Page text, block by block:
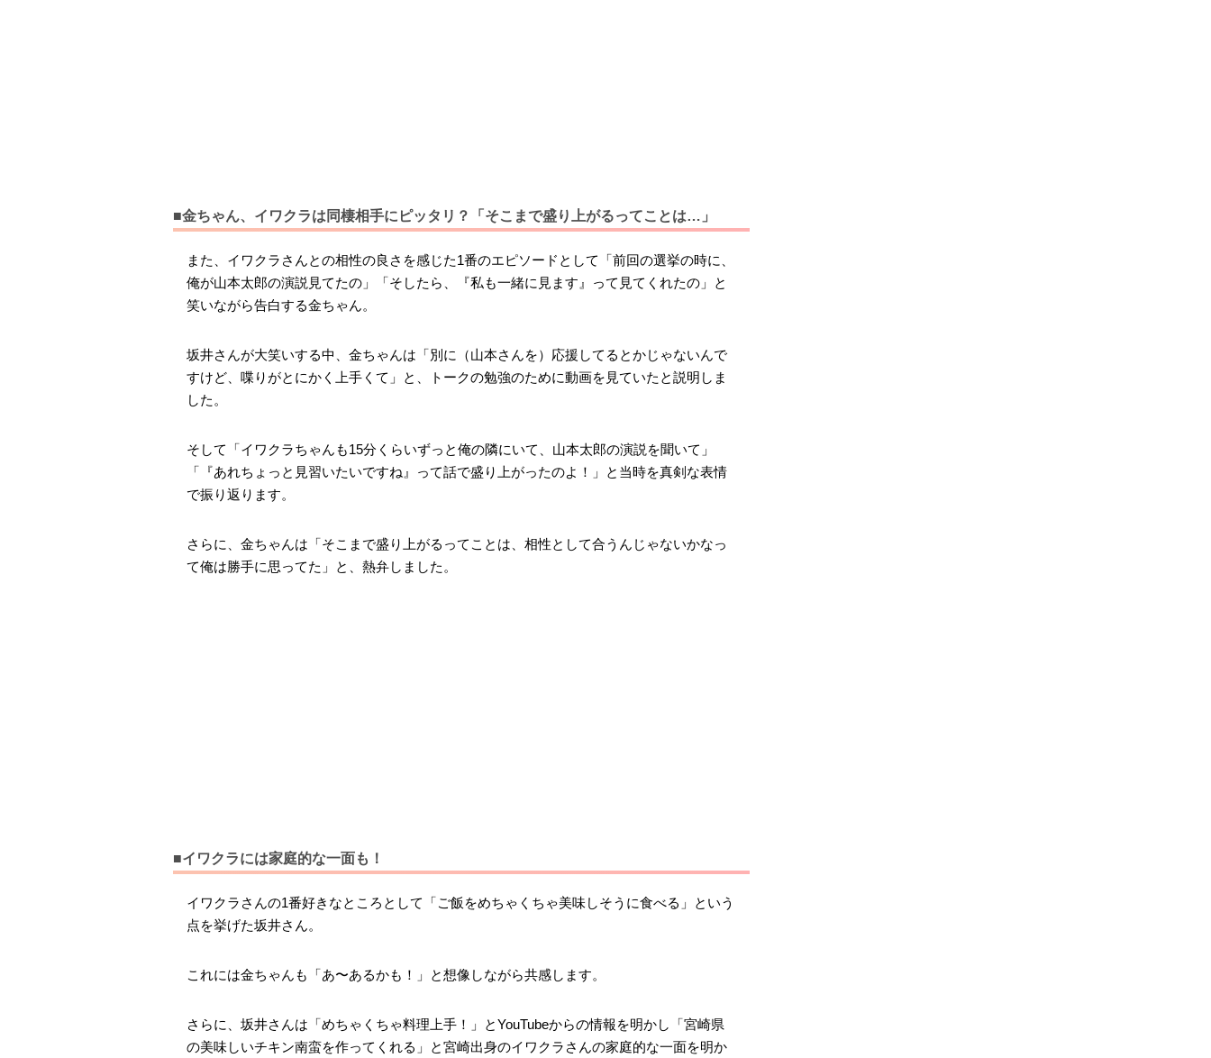
■金ちゃん、イワクラは同棲相手にピッタリ？「そこまで盛り上がるってことは…」
また、イワクラさんとの相性の良さを感じた1番のエピソードとして「前回の選挙の時に、
俺が山本太郎の演説見てたの」「そしたら、『私も一緒に見ます』って見てくれたの」と
笑いながら告白する金ちゃん。
坂井さんが大笑いする中、金ちゃんは「別に（山本さんを）応援してるとかじゃないんで
すけど、喋りがとにかく上手くて」と、トークの勉強のために動画を見ていたと説明しま
した。
そして「イワクラちゃんも15分くらいずっと俺の隣にいて、山本太郎の演説を聞いて」
「『あれちょっと見習いたいですね』って話で盛り上がったのよ！」と当時を真剣な表情
で振り返ります。
さらに、金ちゃんは「そこまで盛り上がるってことは、相性として合うんじゃないかなっ
て俺は勝手に思ってた」と、熱弁しました。
■イワクラには家庭的な一面も！
イワクラさんの1番好きなところとして「ご飯をめちゃくちゃ美味しそうに食べる」という
点を挙げた坂井さん。
これには金ちゃんも「あ〜あるかも！」と想像しながら共感します。
さらに、坂井さんは「めちゃくちゃ料理上手！」とYouTubeからの情報を明かし「宮崎県
の美味しいチキン南蛮を作ってくれる」と宮崎出身のイワクラさんの家庭的な一面を明か